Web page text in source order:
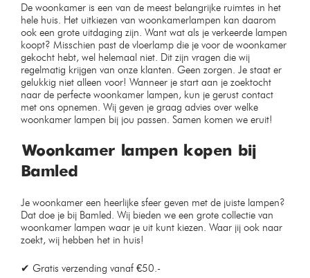
De woonkamer is een van de meest belangrijke ruimtes in het
hele huis. Het uitkiezen van woonkamerlampen kan daarom
ook een grote uitdaging zijn. Want wat als je verkeerde lampen
koopt? Misschien past de vloerlamp die je voor de woonkamer
gekocht hebt, wel helemaal niet. Dit zijn vragen die wij
regelmatig krijgen van onze klanten. Geen zorgen. Je staat er
gelukkig niet alleen voor! Wanneer je start aan je zoektocht
naar de perfecte woonkamer lampen, kun je gerust contact
met ons opnemen. Wij geven je graag advies over welke
woonkamer lampen bij jou passen. Samen komen we eruit!
Woonkamer lampen kopen bij
Bamled
Je woonkamer een heerlijke sfeer geven met de juiste lampen?
Dat doe je bij Bamled. Wij bieden we een grote collectie van
woonkamer lampen waar je uit kunt kiezen. Waar jij ook naar
zoekt, wij hebben het in huis!
✔ Gratis verzending vanaf €50.-